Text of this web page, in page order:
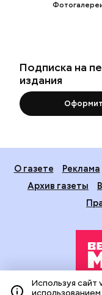
Подписка на
издания
О газете Реклама
Архив газеты
Используя сайт